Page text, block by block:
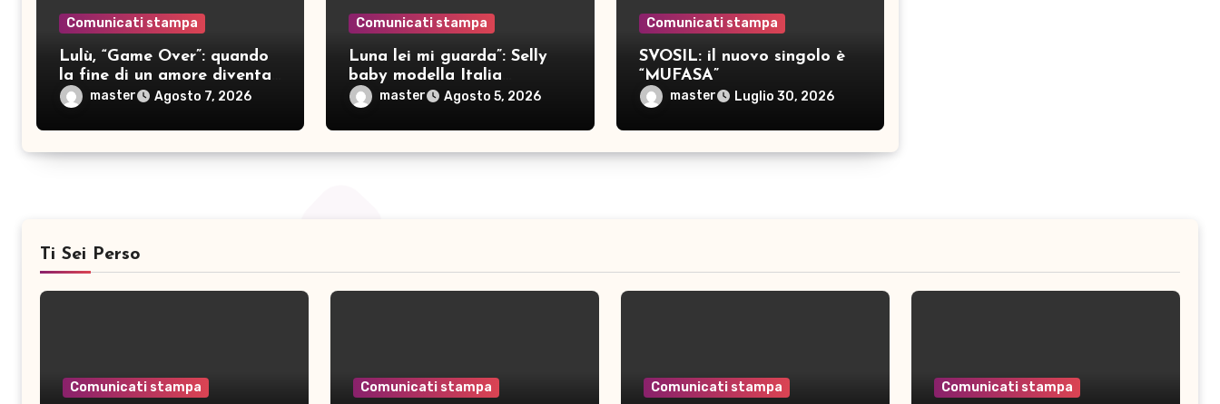
Comunicati stampa
Lulù, “Game Over”: quando
la fine di un amore diventa
consapevolezza
master Agosto 7, 2026
Comunicati stampa
Luna lei mi guarda”: Selly
baby modella Italia
pubblica nove brani inediti
master Agosto 5, 2026
Comunicati stampa
SVOSIL: il nuovo singolo è
“MUFASA”
master Luglio 30, 2026
Ti Sei Perso
Comunicati stampa Comunicati stampa Comunicati stampa Comunicati stampa